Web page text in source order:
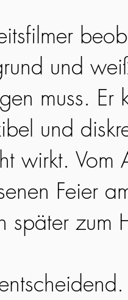
und
muss. Er
und
wirkt. Vom
Feier
später zum